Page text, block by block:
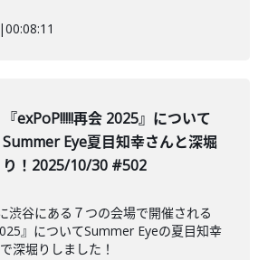
|00:08:11
『exPoP!!!!!再会 2025』について
Summer Eye夏目知幸さんと深堀
り！2025/10/30 #502
渋谷にある７つの会場で開催される
』についてSummer Eyeの夏目知幸
深堀りしました！